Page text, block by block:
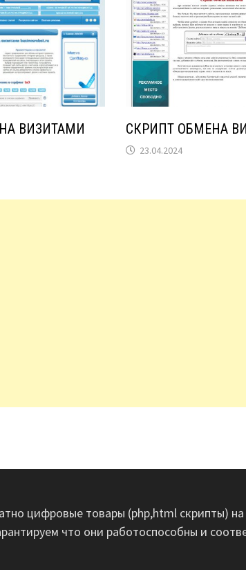
ВИЗИТАМИ
СКРИПТ ОБМЕНА
23.04.2024
цифровые товары (php,html скрипты)
что они работоспособны и